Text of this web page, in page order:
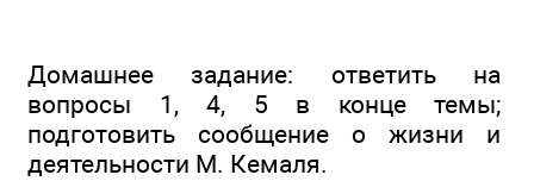
Домашнее задание: ответить на
вопросы 1, 4, 5 в конце темы;
подготовить сообщение о жизни и
деятельности М. Кемаля.